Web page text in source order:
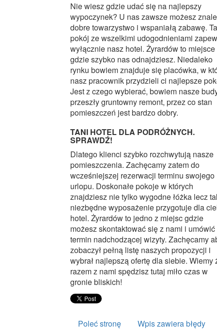
Nie wiesz gdzie udać się na najlepszy
wypoczynek? U nas zawsze możesz
dobre towarzystwo i wspaniałą zabawę.
pokój ze wszelkimi udogodnieniami
wyłącznie nasz hotel. Żyrardów to miejsce
gdzie szybko nas odnajdziesz. Niedaleko
rynku bowiem znajduje się placówka, w
nasz pracownik przydzieli ci najlepsze
Jest z czego wybierać, bowiem nasze
przeszły gruntowny remont, przez co stan
pomieszczeń jest bardzo dobry.
TANI HOTEL DLA PODRÓŻNYCH.
SPRAWDŹ!
Dlatego klienci szybko rozchwytują nasze
pomieszczenia. Zachęcamy zatem do
wcześniejszej rezerwacji terminu swojego
urlopu. Doskonałe pokoje w których
znajdziesz nie tylko wygodne łóżka lecz
niezbędne wyposażenie przygotuje dla
hotel. Żyrardów to jedno z miejsc gdzie
możesz skontaktować się z nami i umówić
termin nadchodzącej wizyty. Zachęcamy
zobaczył pełną listę naszych propozycji i
wybrał najlepszą ofertę dla siebie. Wiemy
razem z nami spędzisz tutaj miło czas w
gronie bliskich!
Poleć stronę Wpis zawiera błędy